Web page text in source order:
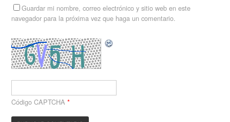
Guardar mi nombre, correo electrónico y sitio web en este
navegador para la próxima vez que haga un comentario.
Código CAPTCHA *